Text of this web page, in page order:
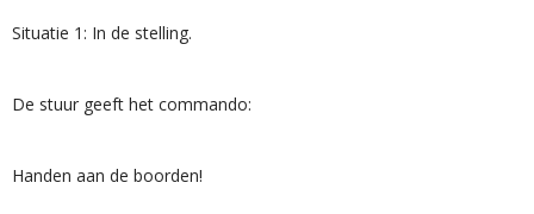
Situatie 1: In de stelling.
De stuur geeft het commando:
Handen aan de boorden!